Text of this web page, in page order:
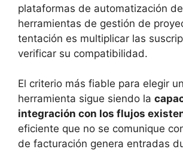
plataformas de automatización
herramientas de gestión de
tentación es multiplicar las
verificar su compatibilidad.
El criterio más fiable para elegir
herramienta sigue siendo la
integración con los flujos
eficiente que no se comunique
de facturación genera entradas